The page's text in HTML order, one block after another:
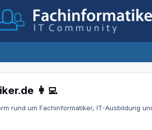
👩‍💻
rund um Fachinformatiker, IT-Ausbildung